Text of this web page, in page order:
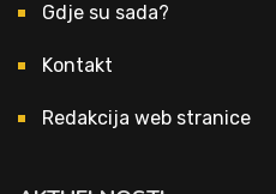
Gdje su sada?
Kontakt
Redakcija web stranice